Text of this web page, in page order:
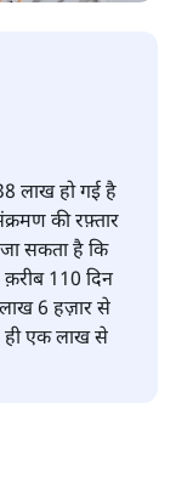
लाख हो गई है
की रफ़्तार
सकता है कि
110 दिन
6 हज़ार से
ही एक लाख से